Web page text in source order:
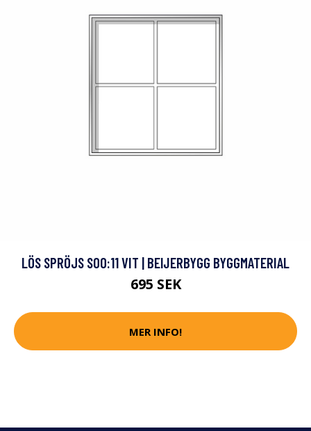
LÖS SPRÖJS S00:11 VIT | BEIJERBYGG BYGGMATERIAL
695 SEK
MER INFO!